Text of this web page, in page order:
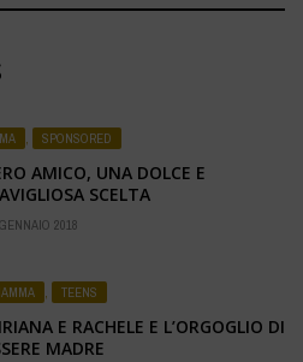
SPONSORED
AMICO, UNA DOLCE E
SCELTA
2018
, TEENS
E RACHELE E L’ORGOGLIO DI
MADRE